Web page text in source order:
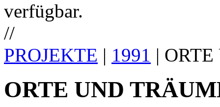
verfügbar.
//
PROJEKTE | 1991 |
ORTE UND